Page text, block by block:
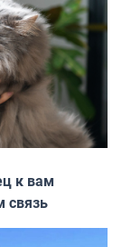
к вам
связь